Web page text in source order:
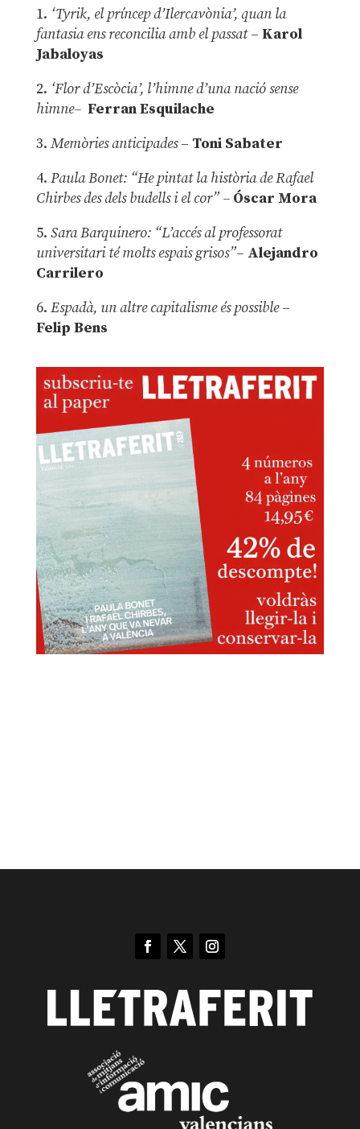
1. ‘Tyrik, el príncep d’Ilercavònia’, quan la
fantasia ens reconcilia amb el passat– Karol
Jabaloyas
2. ‘Flor d’Escòcia’, l’himne d’una nació sense
himne– Ferran Esquilache
3. Memòries anticipades– Toni Sabater
4. Paula Bonet: “He pintat la història de Rafael
Chirbes des dels budells i el cor” –Óscar Mora
5. Sara Barquinero: “L’accés al professorat
universitari té molts espais grisos”– Alejandro
Carrilero
6. Espadà, un altre capitalisme és possible –
Felip Bens